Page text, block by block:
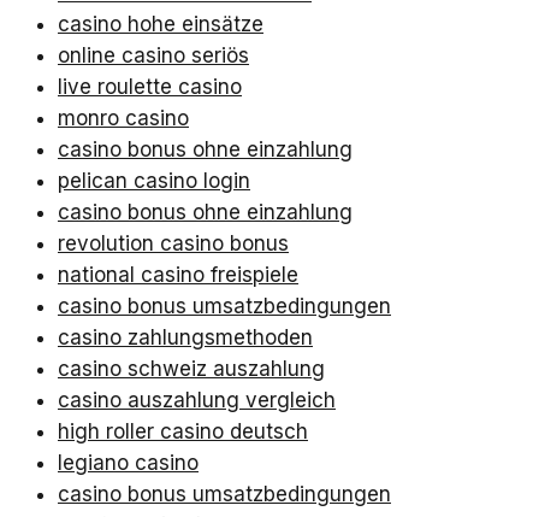
casino hohe einsätze
online casino seriös
live roulette casino
monro casino
casino bonus ohne einzahlung
pelican casino login
casino bonus ohne einzahlung
revolution casino bonus
national casino freispiele
casino bonus umsatzbedingungen
casino zahlungsmethoden
casino schweiz auszahlung
casino auszahlung vergleich
high roller casino deutsch
legiano casino
casino bonus umsatzbedingungen